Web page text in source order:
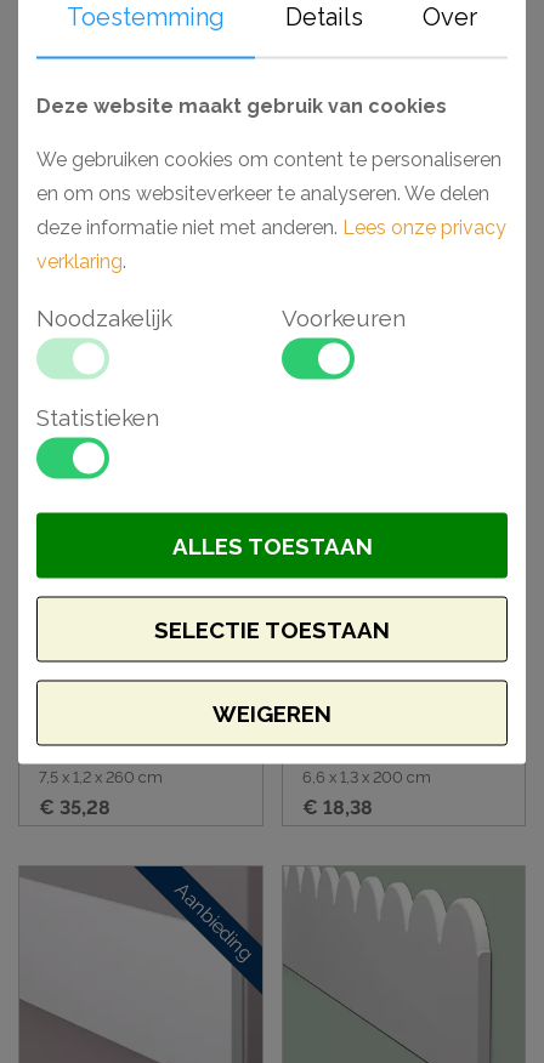
Orac CX132 plafondlijst
2 x 2 x 200 cm
Orac SX187 plafondlijst
7,5 x 1,2 x 200 cm
plafondlijst
7,5 x 1,2 x 260 cm
€ 35,28
Orac SX157 wandlijst
6,6 x 1,3 x 200 cm
€ 18,38
Aanbieding
Toestemming Details Over
Deze website maakt gebruik van cookies
We gebruiken cookies om content te personaliseren
en om ons websiteverkeer te analyseren. We delen
deze informatie niet met anderen. Lees onze privacy
verklaring.
Noodzakelijk Voorkeuren
Statistieken
WEIGEREN
SELECTIE TOESTAAN
ALLES TOESTAAN